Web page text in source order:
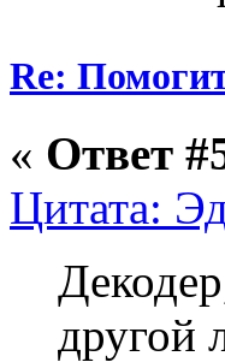
Re:
« Ответ
Цитата:
другой